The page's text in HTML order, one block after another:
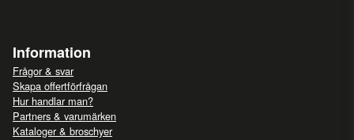
Information
Frågor & svar
Skapa offertförfrågan
Hur handlar man?
Partners & varumärken
Kataloger & broschyer